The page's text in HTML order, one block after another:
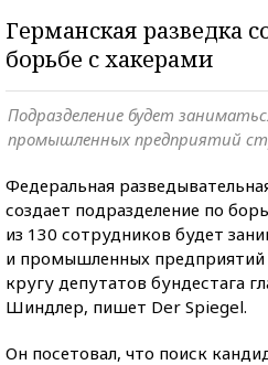
Германская разведка
борьбе с хакерами
Подразделение будет
промышленных предприятий
Федеральная
создает подразделение по
из 130 сотрудников будет
и промышленных предприятий
кругу депутатов бундестага
Шиндлер, пишет Der Spiegel.
Он посетовал, что поиск